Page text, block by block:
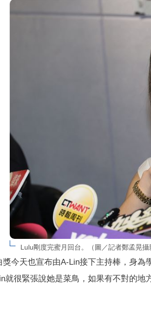
Lulu剛度完蜜月回台。（圖／記者鄭孟晃攝
獎今天也宣布由A-Lin接下主持棒，身為
就很緊張說她是菜鳥，如果有不對的